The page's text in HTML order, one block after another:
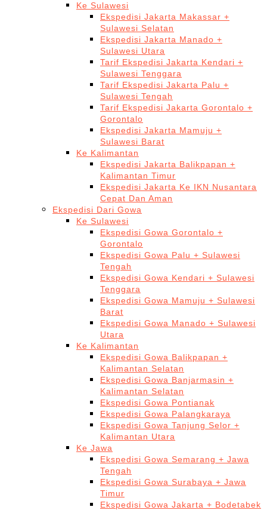
Ke Sulawesi
Ekspedisi Jakarta Makassar +
Sulawesi Selatan
Ekspedisi Jakarta Manado +
Sulawesi Utara
Tarif Ekspedisi Jakarta Kendari +
Sulawesi Tenggara
Tarif Ekspedisi Jakarta Palu +
Sulawesi Tengah
Tarif Ekspedisi Jakarta Gorontalo +
Gorontalo
Ekspedisi Jakarta Mamuju +
Sulawesi Barat
Ke Kalimantan
Ekspedisi Jakarta Balikpapan +
Kalimantan Timur
Ekspedisi Jakarta Ke IKN Nusantara
Cepat Dan Aman
Ekspedisi Dari Gowa
Ke Sulawesi
Ekspedisi Gowa Gorontalo +
Gorontalo
Ekspedisi Gowa Palu + Sulawesi
Tengah
Ekspedisi Gowa Kendari + Sulawesi
Tenggara
Ekspedisi Gowa Mamuju + Sulawesi
Barat
Ekspedisi Gowa Manado + Sulawesi
Utara
Ke Kalimantan
Ekspedisi Gowa Balikpapan +
Kalimantan Selatan
Ekspedisi Gowa Banjarmasin +
Kalimantan Selatan
Ekspedisi Gowa Pontianak
Ekspedisi Gowa Palangkaraya
Ekspedisi Gowa Tanjung Selor +
Kalimantan Utara
Ke Jawa
Ekspedisi Gowa Semarang + Jawa
Tengah
Ekspedisi Gowa Surabaya + Jawa
Timur
Ekspedisi Gowa Jakarta + Bodetabek